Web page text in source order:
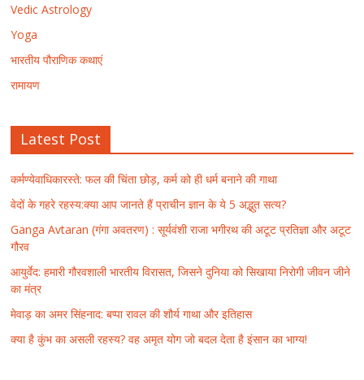
Vedic Astrology
Yoga
भारतीय पौराणिक कथाएं
रामायण
Latest Post
कर्मण्येवाधिकारस्ते: फल की चिंता छोड़, कर्म को ही धर्म बनाने की गाथा
वेदों के गहरे रहस्य:क्या आप जानते हैं प्राचीन ज्ञान के ये 5 अद्भुत सत्य?
Ganga Avtaran (गंगा अवतरण) : सूर्यवंशी राजा भगीरथ की अटूट प्रतिज्ञा और अटूट
गौरव
आयुर्वेद: हमारी गौरवशाली भारतीय विरासत, जिसने दुनिया को सिखाया निरोगी जीवन जीने
का मंत्र
मेवाड़ का अमर सिंहनाद: बप्पा रावल की शौर्य गाथा और इतिहास
क्या है कुंभ का असली रहस्य? वह अमृत योग जो बदल देता है इंसान का भाग्य!